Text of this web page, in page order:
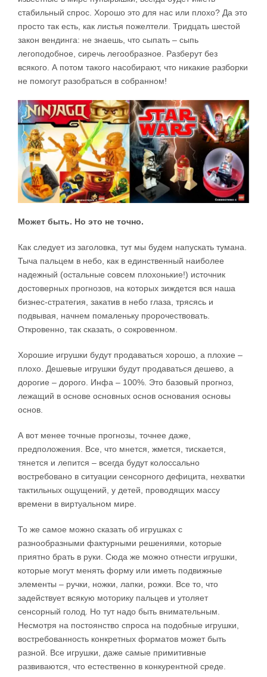
стабильный спрос. Хорошо это для нас или плохо? Да это
просто так есть, как листья пожелтели. Тридцать шестой
закон вендинга: не знаешь, что сыпать – сыпь
легоподобное, сиречь легообразное. Разберут без
всякого. А потом такого насобирают, что никакие разборки
не помогут разобраться в собранном!
Может быть. Но это не точно.
Как следует из заголовка, тут мы будем напускать тумана.
Тыча пальцем в небо, как в единственный наиболее
надежный (остальные совсем плохонькие!) источник
достоверных прогнозов, на которых зиждется вся наша
бизнес-стратегия, закатив в небо глаза, трясясь и
подвывая, начнем помаленьку пророчествовать.
Откровенно, так сказать, о сокровенном.
Хорошие игрушки будут продаваться хорошо, а плохие –
плохо. Дешевые игрушки будут продаваться дешево, а
дорогие – дорого. Инфа – 100%. Это базовый прогноз,
лежащий в основе основных основ основания основы
основ.
А вот менее точные прогнозы, точнее даже,
предположения. Все, что мнется, жмется, тискается,
тянется и лепится – всегда будут колоссально
востребовано в ситуации сенсорного дефицита, нехватки
тактильных ощущений, у детей, проводящих массу
времени в виртуальном мире.
То же самое можно сказать об игрушках с
разнообразными фактурными решениями, которые
приятно брать в руки. Сюда же можно отнести игрушки,
которые могут менять форму или иметь подвижные
элементы – ручки, ножки, лапки, рожки. Все то, что
задействует всякую моторику пальцев и утоляет
сенсорный голод. Но тут надо быть внимательным.
Несмотря на постоянство спроса на подобные игрушки,
востребованность конкретных форматов может быть
разной. Все игрушки, даже самые примитивные
развиваются, что естественно в конкурентной среде.